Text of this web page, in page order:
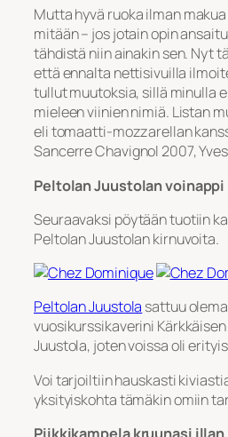
Mutta hyvä ruoka ilman
mitään – jos jotain opin
tähdistä niin ainakin sen. Nyt
että ennalta nettisivuilla
tullut muutoksia, sillä minulla
mieleen viinien nimiä. Listan
eli tomaatti-mozzarellan
Sancerre Chavignol 2007,
Peltolan Juustolan voinappi
Seuraavaksi pöytään tuotiin
Peltolan Juustolan kirnuvoita.
Peltolan Juustola sattuu
vuosikurssikaverini
Juustola, joten voissa oli
Voi tarjoiltiin hauskasti
yksityiskohta tämäkin omiin